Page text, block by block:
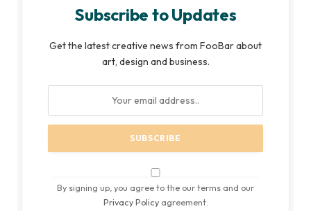
Subscribe to Updates
Get the latest creative news from FooBar about
art, design and business.
By signing up, you agree to the our terms and our
Privacy Policyagreement.